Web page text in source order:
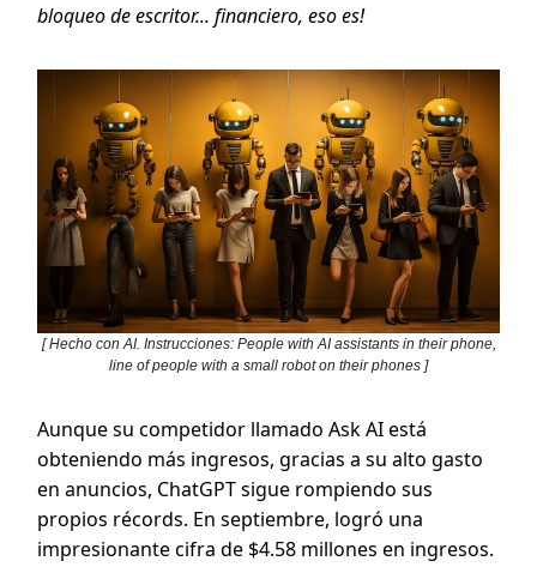
bloqueo de escritor... financiero, eso es!
[ Hecho con AI. Instrucciones: People with AI assistants in their phone,
line of people with a small robot on their phones ]
Aunque su competidor llamado Ask AI está
obteniendo más ingresos, gracias a su alto gasto
en anuncios, ChatGPT sigue rompiendo sus
propios récords. En septiembre, logró una
impresionante cifra de $4.58 millones en ingresos.